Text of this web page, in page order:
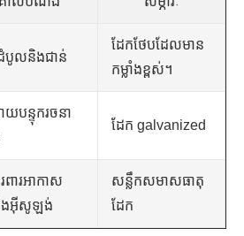
បូលនិងជាន់
ដែកថែបដែលមាន
កម្លាំងខ្ពស់។
យបន្ទុករចនា
ដែក galvanized
រពារអាកាស
ងអ៊ីសូឡង់
សន្លឹកសមាសធាតុ
ដែក